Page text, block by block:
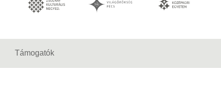
Támogatók